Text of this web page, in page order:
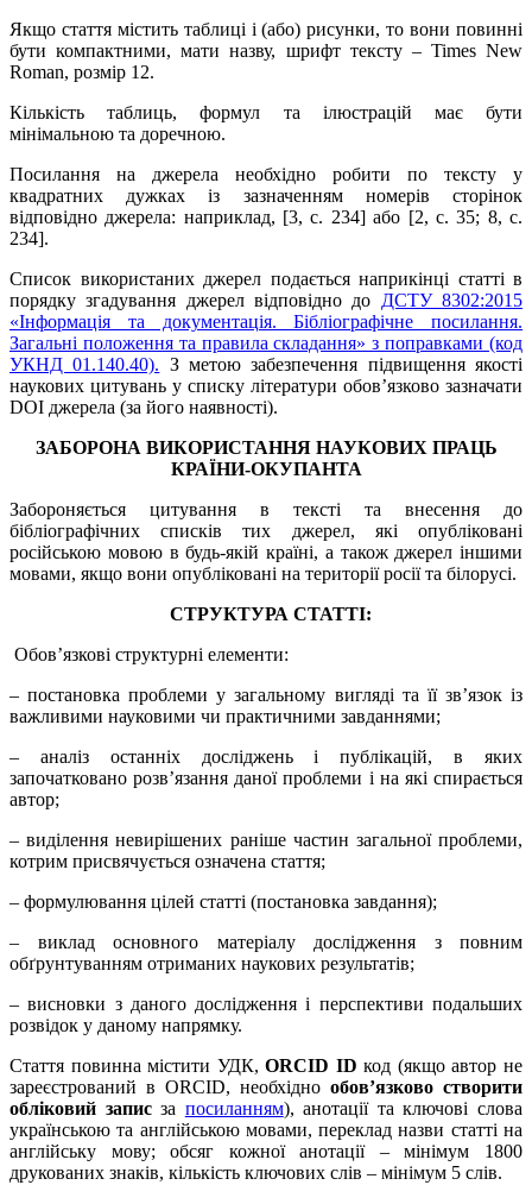
Якщо стаття містить таблиці і (або) рисунки, то вони повинні
бути компактними, мати назву, шрифт тексту – Times New
Roman, розмір 12.
Кількість таблиць, формул та ілюстрацій має бути
мінімальною та доречною.
Посилання на джерела необхідно робити по тексту у
квадратних дужках із зазначенням номерів сторінок
відповідно джерела: наприклад, [3, с. 234] або [2, с. 35; 8, с.
234].
Список використаних джерел подається наприкінці статті в
порядку згадування джерел відповідно до ДСТУ 8302:2015
«Інформація та документація. Бібліографічне посилання.
Загальні положення та правила складання» з поправками (код
УКНД 01.140.40). З метою забезпечення підвищення якості
наукових цитувань у списку літератури обов’язково зазначати
DOI джерела (за його наявності).
ЗАБОРОНА ВИКОРИСТАННЯ НАУКОВИХ ПРАЦЬ
КРАЇНИ-ОКУПАНТА
Забороняється цитування в тексті та внесення до
бібліографічних списків тих джерел, які опубліковані
російською мовою в будь-якій країні, а також джерел іншими
мовами, якщо вони опубліковані на території росії та білорусі.
СТРУКТУРА СТАТТІ:
Обов’язкові структурні елементи:
– постановка проблеми у загальному вигляді та її зв’язок із
важливими науковими чи практичними завданнями;
– аналіз останніх досліджень і публікацій, в яких
започатковано розв’язання даної проблеми і на які спирається
автор;
– виділення невирішених раніше частин загальної проблеми,
котрим присвячується означена стаття;
– формулювання цілей статті (постановка завдання);
– виклад основного матеріалу дослідження з повним
обґрунтуванням отриманих наукових результатів;
– висновки з даного дослідження і перспективи подальших
розвідок у даному напрямку.
Стаття повинна містити УДК,ORCID ID код (якщо автор не
зареєстрований в ORCID, необхідно обов’язково створити
обліковий записза посиланням), анотації та ключові слова
українською та англійською мовами, переклад назви статті на
англійську мову; обсяг кожної анотації – мінімум 1800
друкованих знаків, кількість ключових слів – мінімум 5 слів.